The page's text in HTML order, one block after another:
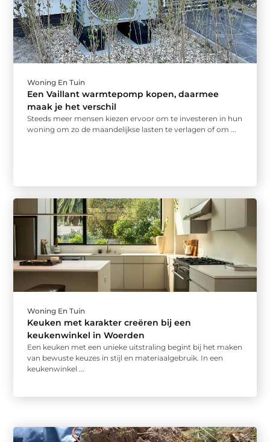
Woning En Tuin
Een Vaillant warmtepomp kopen, daarmee
maak je het verschil
Steeds meer mensen kiezen ervoor om te investeren in hun
woning om zo de maandelijkse lasten te verlagen of om ...
Woning En Tuin
Keuken met karakter creëren bij een
keukenwinkel in Woerden
Een keuken met een unieke uitstraling begint bij het maken
van bewuste keuzes in stijl en materiaalgebruik. In een
keukenwinkel ...